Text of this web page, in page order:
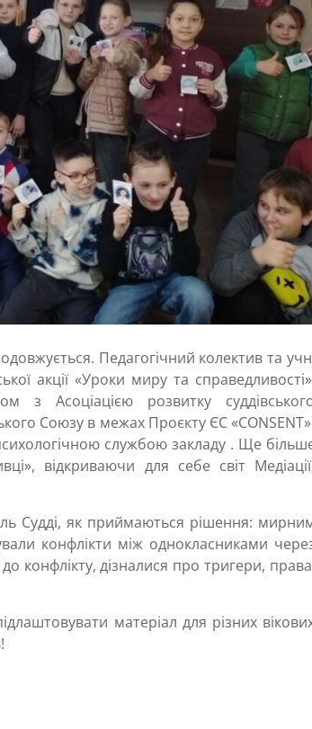
Педагогічний колектив та
акції «Уроки миру та
з Асоціацією розвитку
Союзу в межах Проєкту ЄС
службою закладу . Ще
відкриваючи для себе світ
Судді, як приймаються рішення:
конфлікти між однокласниками
конфлікту, дізналися про тригери,
матеріал для різних